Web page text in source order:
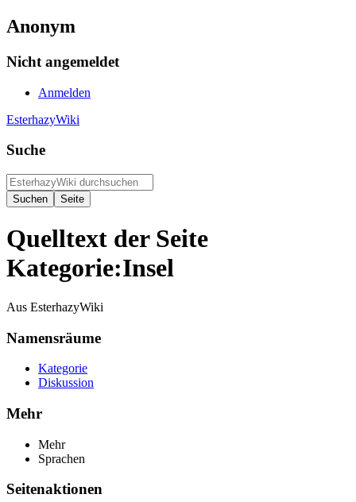
Anonym
Nicht angemeldet
Anmelden
EsterhazyWiki
Suche
Quelltext der Seite
Kategorie:Insel
Aus EsterhazyWiki
Namensräume
Kategorie
Diskussion
Mehr
Mehr
Sprachen
Seitenaktionen